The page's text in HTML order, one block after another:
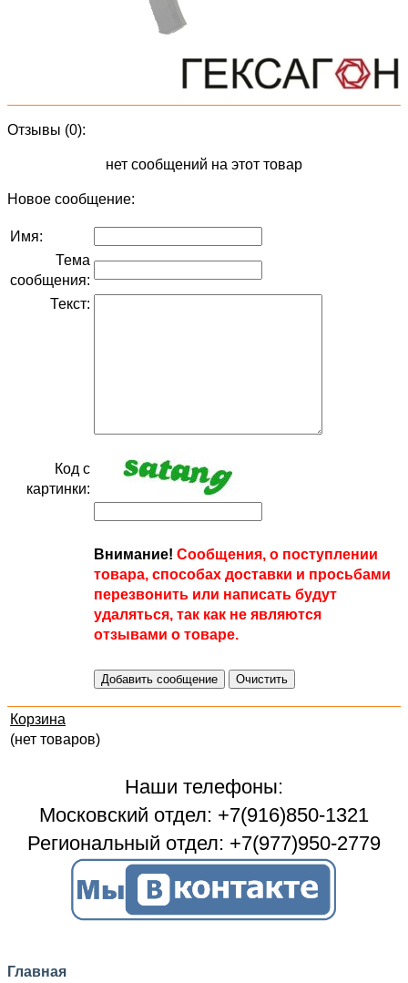
Отзывы (0):
нет сообщений на этот товар
Новое сообщение:
Имя:
Тема
сообщения:
Текст:
Код с
картинки:
Внимание! Сообщения, о поступлении
товара, способах доставки и просьбами
перезвонить или написать будут
удаляться, так как не являются
отзывами о товаре.
Корзина
(нет товаров)
Наши телефоны:
Московский отдел: +7(916)850-1321
Региональный отдел: +7(977)950-2779
Главная